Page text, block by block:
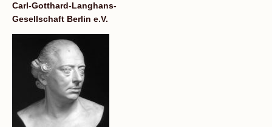
Carl-Gotthard-Langhans-
Gesellschaft Berlin e.V.